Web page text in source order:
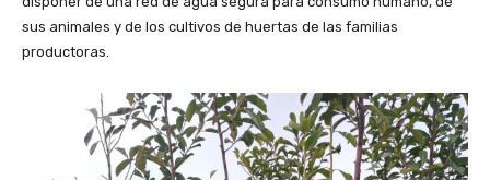
sus animales y de los cultivos de huertas de las familias
productoras.